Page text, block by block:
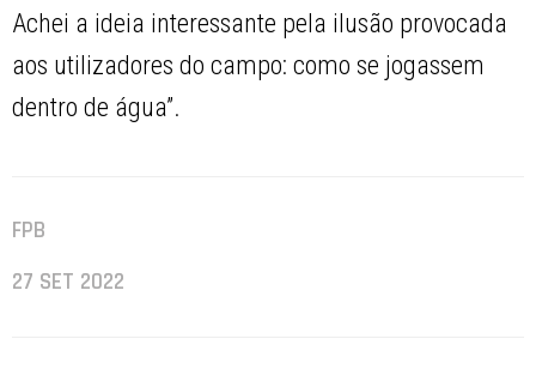
Achei a ideia interessante pela ilusão provocada
aos utilizadores do campo: como se jogassem
dentro de água”.
FPB
27 SET 2022